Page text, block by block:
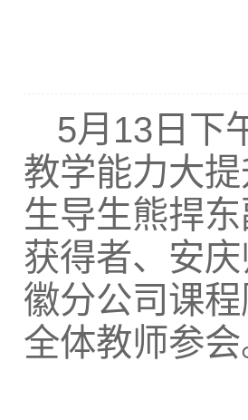
5月13日下
教学能力大
生导生熊捍
获得者、安
徽分公司课
全体教师参